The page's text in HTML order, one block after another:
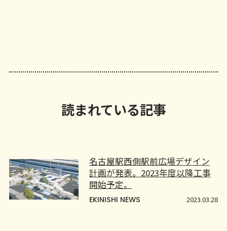
読まれている記事
名古屋駅西側駅前広場デザイン
計画が発表。2023年度以降工事
開始予定。
EKINISHI NEWS 2023.03.28